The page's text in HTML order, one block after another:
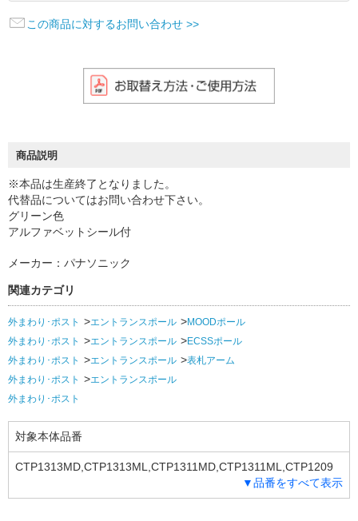
この商品に対するお問い合わせ >>
商品説明
※本品は生産終了となりました。
代替品についてはお問い合わせ下さい。
グリーン色
アルファベットシール付
メーカー：パナソニック
関連カテゴリ
外まわり･ポスト エントランスポール
MOODポール
外まわり･ポスト
エントランスポール
ECSSポール
外まわり･ポスト
エントランスポール
表札アーム
外まわり･ポスト
エントランスポール
外まわり･ポスト
対象本体品番
CTP1313MD,CTP1313ML,CTP1311MD,CTP1311ML,CTP1209
B,CTP1209G,CTP1209ME,CTP1209HE,CTP1211B,CTP1211G,
CTP1211ME,CTP1211HE,CTP1213B,CTP1213G,CTP1213ME,C
▼品番をすべて表示